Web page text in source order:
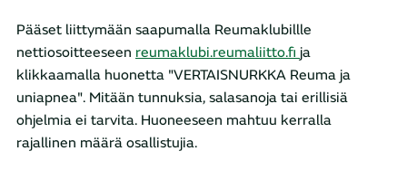
Pääset liittymään saapumalla Reumaklubillle
nettiosoitteeseen reumaklubi.reumaliitto.fi ja
klikkaamalla huonetta "VERTAISNURKKA Reuma ja
uniapnea". Mitään tunnuksia, salasanoja tai erillisiä
ohjelmia ei tarvita. Huoneeseen mahtuu kerralla
rajallinen määrä osallistujia.